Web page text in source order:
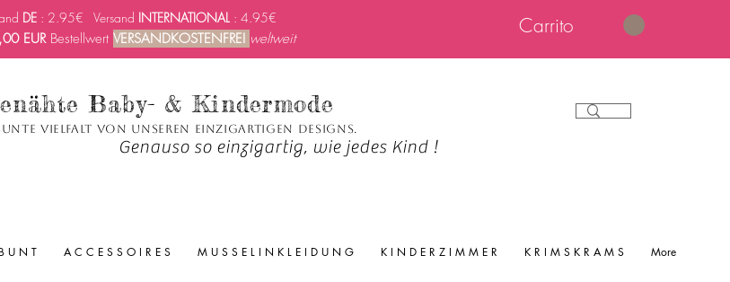
Carrito
DE : 2.95€ Versand INTERNATIONAL : 4.95€
EURBestellwert VERSANDKOSTENFREI weltweit
Baby- & Kindermode
Vielfalt von unseren einzigartigen Designs.
Genauso so einzigartig, wie jedes Kind !
U N T A C C E S S O I R E S M U S S E L I N K L E I D U N G K I N D E R Z I M M E R K R I M S K R A M S More